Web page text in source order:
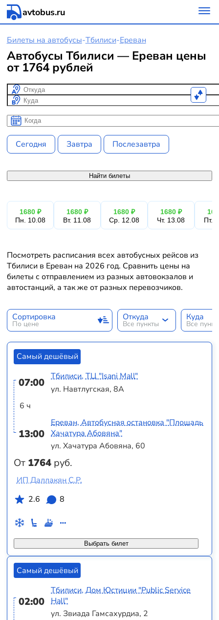
avtobus.ru
Билеты на автобусы-Тбилиси-Ереван
Автобусы Тбилиси — Ереван цены
от 1764 рублей
Откуда
Куда
Когда
Когда
Сегодня Завтра Послезавтра
Найти билеты
1680 ₽
Пн. 10.08
1680 ₽
Вт. 11.08
1680 ₽
Ср. 12.08
1680 ₽
Чт. 13.08
Пт.
Посмотреть расписания всех автобусных рейсов из
Тбилиси в Ереван на 2026 год. Сравнить цены на
билеты с отправлением из разных автовокзалов и
автостанций, а так же от разных перевозчиков.
Сортировка
По цене
Откуда
Все пункты
Куда
Все
Самый дешёвый
07:00
6 ч
13:00
От 1764 руб.
Тбилиси, ТЦ "Isani Mall"
ул. Навтлугская, 8А
Ереван, Автобусная остановка "Площадь
Хачатура Абовяна"
ул. Хачатура Абовяна, 60
Выбрать билет
ИП Даллакян С.Р.
2.6
8
Самый дешёвый
02:00
Тбилиси, Дом Юстиции "Public Service
Hall"
ул. Звиада Гамсахурдиа, 2